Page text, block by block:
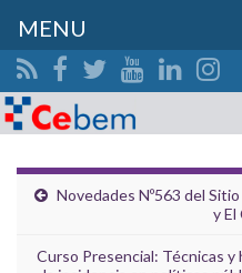
Search for:
Novedades Nº563 del
y El
Curso Presencial: Técnicas
MENU